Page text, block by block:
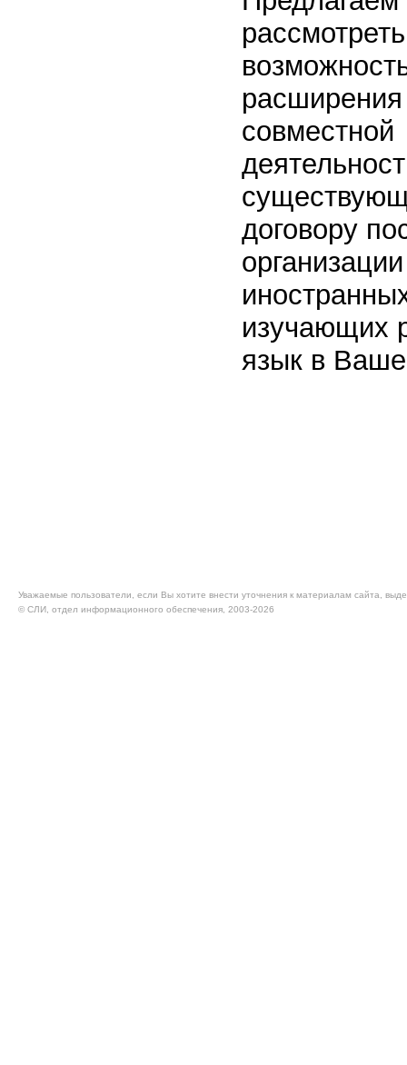
рассмотреть
совместной
договору
изучающих
язык в
Уважаемые пользователи, если Вы хотите внести уточнения к материалам сайта,
© CЛИ, отдел информационного обеспечения, 2003-2026